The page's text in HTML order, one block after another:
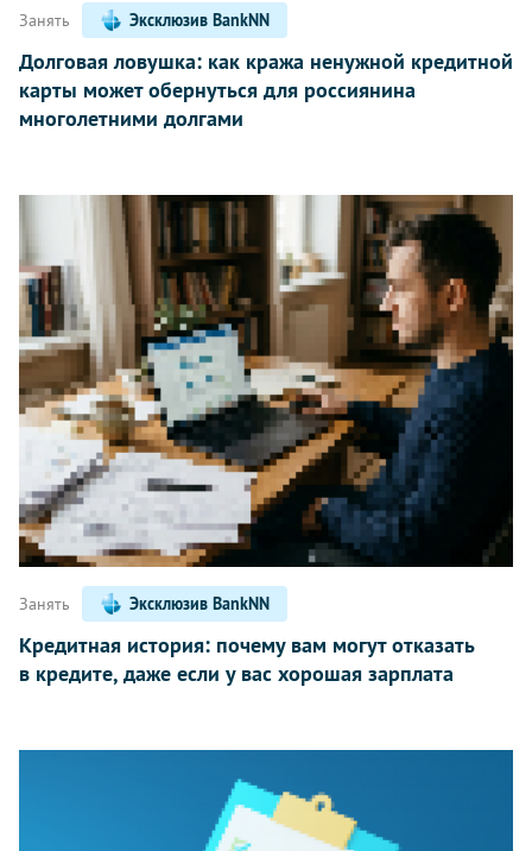
Занять Эксклюзив BankNN
Долговая ловушка: как кража ненужной кредитной
карты может обернуться для россиянина
многолетними долгами
Занять Эксклюзив BankNN
Кредитная история: почему вам могут отказать
в кредите, даже если у вас хорошая зарплата